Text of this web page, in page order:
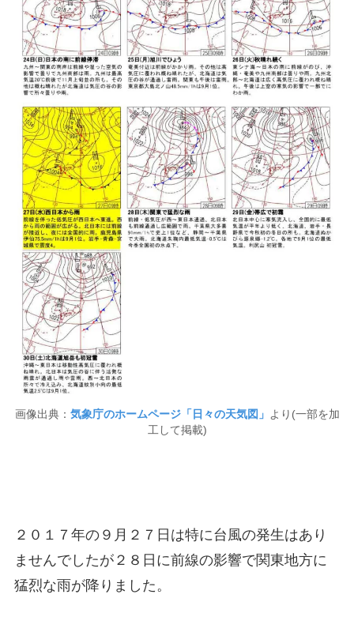
画像出典： 気象庁のホームページ「日々の天気図」 より(一部を加
工して掲載)
２０１７年の９月２７日は特に台風の発生はあり
ませんでしたが２８日に前線の影響で関東地方に
猛烈な雨が降りました。